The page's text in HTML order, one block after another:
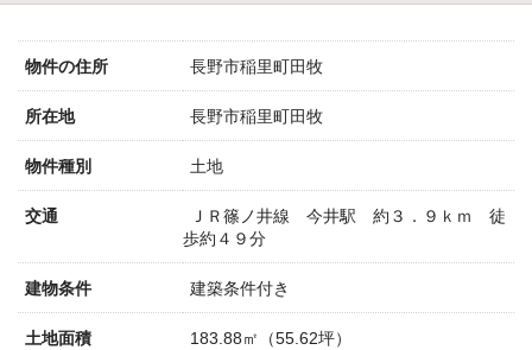
物件の住所 長野市稲里町田牧
所在地 長野市稲里町田牧
物件種別 土地
交通
ＪＲ篠ノ井線 今井駅 約３．９ｋｍ 徒
歩約４９分
建物条件 建築条件付き
土地面積 183.88㎡（55.62坪）